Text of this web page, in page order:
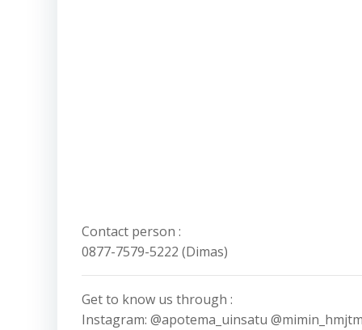
Contact person :
0877-7579-5222 (Dimas)
Get to know us through :
Instagram: @apotema_uinsatu